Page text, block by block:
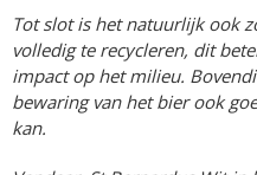
Tot slot is het natuurlijk ook
volledig te recycleren, dit
impact op het milieu.
bewaring van het bier ook
kan.